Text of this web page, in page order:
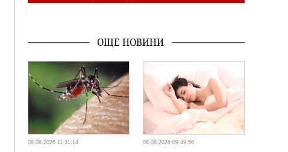
ОЩЕ НОВИНИ
08.08.2026 11:31:14 08.08.2026 09:49:56